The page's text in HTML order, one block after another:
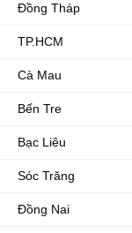
Đồng Tháp
TP.HCM
Cà Mau
Bến Tre
Bạc Liêu
Sóc Trăng
Đồng Nai